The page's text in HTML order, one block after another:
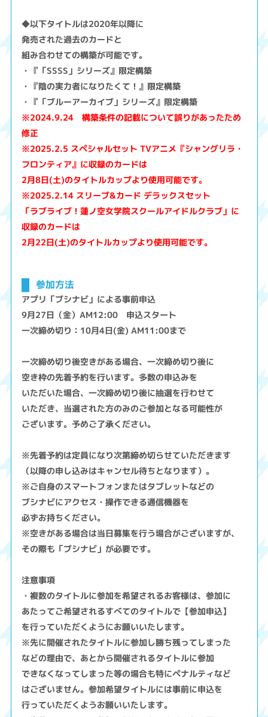
◆以下タイトルは2020年以降に
発売された過去のカードと
組み合わせての構築が可能です。
・『「SSSS」シリーズ』限定構築
・『陰の実力者になりたくて！』限定構築
・『「ブルーアーカイブ」シリーズ』限定構築
※2024.9.24 構築条件の記載について誤りがあったため
修正
※2025.2.5 スペシャルセット TVアニメ『シャングリラ・
フロンティア』に収録のカードは
2月8日(土)のタイトルカップより使用可能です。
※2025.2.14 スリーブ&カード デラックスセット
「ラブライブ！蓮ノ空女学院スクールアイドルクラブ」に
収録のカードは
2月22日(土)のタイトルカップより使用可能です。
参加方法
アプリ「ブシナビ」による事前申込
9月27日（金）AM12:00 申込スタート
一次締め切り：10月4日(金) AM11:00まで
一次締め切り後空きがある場合、一次締め切り後に
空き枠の先着予約を行います。多数の申込みを
いただいた場合、一次締め切り後に抽選を行わせて
いただき、当選された方のみのご参加となる可能性が
ございます。予めご了承ください。
※先着予約は定員になり次第締め切らせていただきます
（以降の申し込みはキャンセル待ちとなります）。
※ご自身のスマートフォンまたはタブレットなどの
ブシナビにアクセス・操作できる通信機器を
必ずお持ちください。
※空きがある場合は当日募集を行う場合がございますが、
その際も「ブシナビ」が必要です。
注意事項
・複数のタイトルに参加を希望されるお客様は、参加に
あたってご希望されるすべてのタイトルで【参加申込】
を行っていただくようにお願いいたします。
※先に開催されたタイトルに参加し勝ち残ってしまった
などの理由で、あとから開催されるタイトルに参加
できなくなってしまった等の場合も特にペナルティなど
はございません。参加希望タイトルには事前に申込を
行っていただくようお願いいたします。